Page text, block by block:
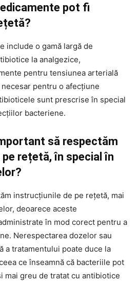
pot fi
include o gamă largă de
la analgezice,
pentru tensiunea arterială
pentru o afecțiune
sunt prescrise în special
bacteriene.
să respectăm
rețetă, în special în
instrucțiunile de pe rețetă, mai
deoarece aceste
în mod corect pentru a
Nerespectarea dozelor sau
a tratamentului poate duce la
ce înseamnă că bacteriile pot
mai greu de tratat cu antibiotice